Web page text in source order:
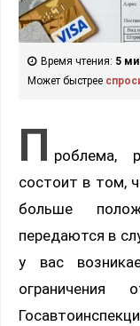
Время чтения: 5
Может быстрее
П роблема,
состоит в том,
больше
передаются в
у вас
ограничения